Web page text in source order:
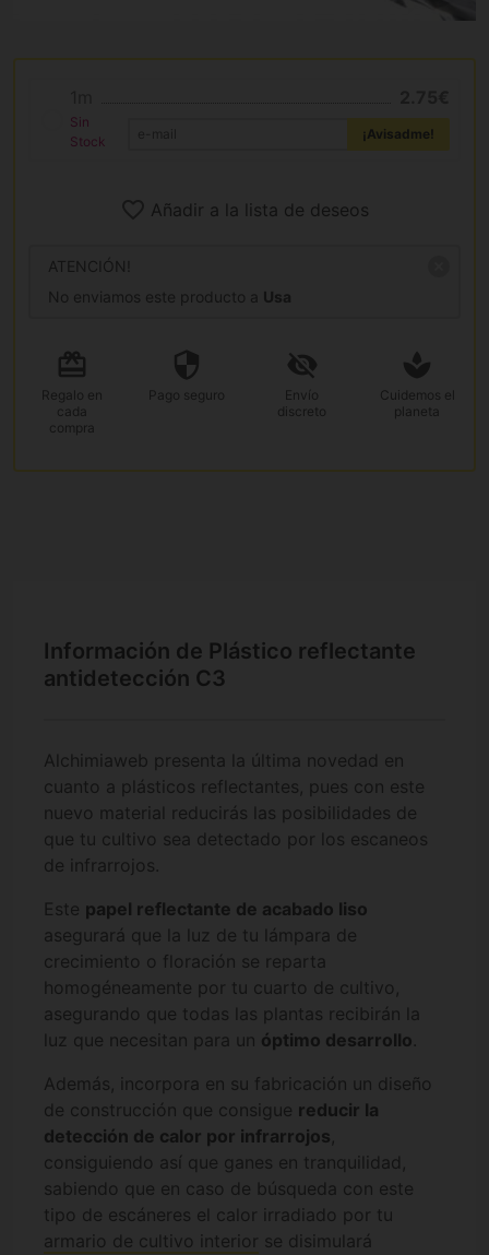
Sin
Stock
¡Avisadme!
Añadir a la lista de deseos
ATENCIÓN!
No enviamos este producto a Usa
Regalo en
cada
compra
Pago seguro
Envío
discreto
Cuidemos el
planeta
Información de Plástico reflectante
antidetección C3
Alchimiaweb presenta la última novedad en
cuanto a plásticos reflectantes, pues con este
nuevo material reducirás las posibilidades de
que tu cultivo sea detectado por los escaneos
de infrarrojos.
Este papel reflectante de acabado liso
asegurará que la luz de tu lámpara de
crecimiento o floración se reparta
homogéneamente por tu cuarto de cultivo,
asegurando que todas las plantas recibirán la
luz que necesitan para un óptimo desarrollo.
Además, incorpora en su fabricación un diseño
de construcción que consigue reducir la
detección de calor por infrarrojos,
consiguiendo así que ganes en tranquilidad,
sabiendo que en caso de búsqueda con este
tipo de escáneres el calor irradiado por tu
armario de cultivo interior
se disimulará